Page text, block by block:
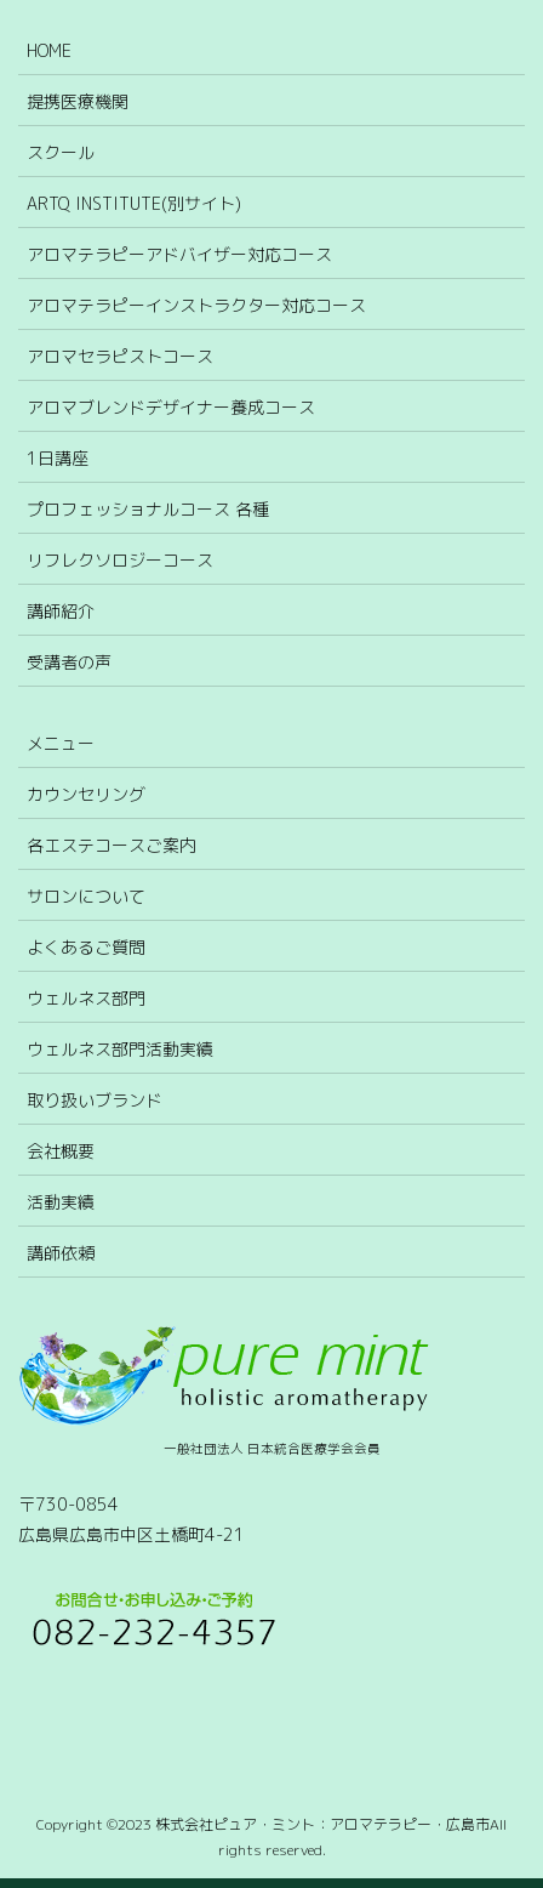
HOME
提携医療機関
スクール
ARTQ INSTITUTE(別サイト)
アロマテラピーアドバイザー対応コース
アロマテラピーインストラクター対応コース
アロマセラピストコース
アロマブレンドデザイナー養成コース
1日講座
プロフェッショナルコース 各種
リフレクソロジーコース
講師紹介
受講者の声
メニュー
カウンセリング
各エステコースご案内
サロンについて
よくあるご質問
ウェルネス部門
ウェルネス部門活動実績
取り扱いブランド
会社概要
活動実績
講師依頼
一般社団法人 日本統合医療学会会員
〒730-0854
広島県広島市中区土橋町4-21
Copyright ©2023 株式会社ピュア・ミント：アロマテラピー・広島市All
rights reserved.